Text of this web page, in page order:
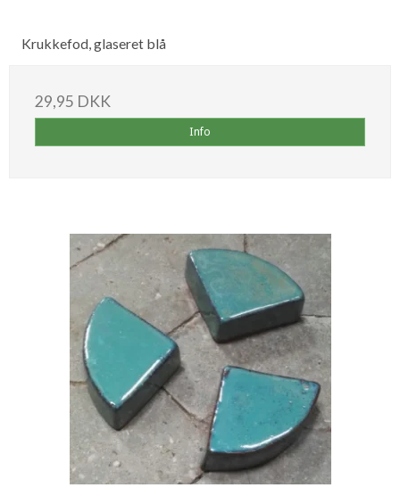
Krukkefod, glaseret blå
29,95 DKK
Info